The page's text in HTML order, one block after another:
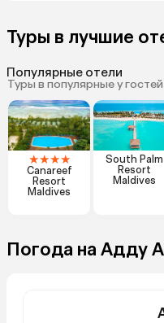
Туры в лучшие
Популярные отели
Туры в популярные у
★★★★
Canareef
Resort
Maldives
South Palm
Resort
Maldives
Погода на Адду